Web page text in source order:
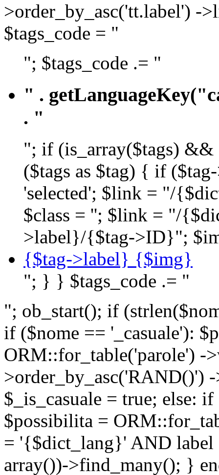
>order_by_asc('tt.label') -
$tags_code = "
"; $tags_code .= "
" .
. "
"; if (is_array($tags) &&
($tags as $tag) { if
'selected'; $link = "/
$class = ''; $link = "/
>label}/{$tag->ID}";
{$tag->label} {$img}
"; } } $tags_code .= "
"; ob_start(); if
if ($nome == '_casuale'):
ORM::for_table('parole') -
>order_by_asc('RAND()')
$_is_casuale = true; else:
$possibilita =
= '{$dict_lang}' AND
array())->find_many(); }